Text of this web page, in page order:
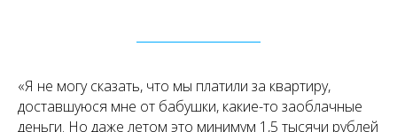
«Я не могу сказать, что мы платили за квартиру,
доставшуюся мне от бабушки, какие-то заоблачные
деньги. Но даже летом это минимум 1,5 тысячи рублей